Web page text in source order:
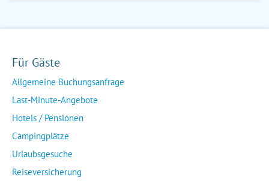
Für Gäste
Allgemeine Buchungsanfrage
Last-Minute-Angebote
Hotels / Pensionen
Campingplätze
Urlaubsgesuche
Reiseversicherung